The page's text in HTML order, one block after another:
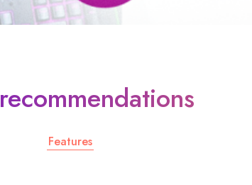
recommendations
Features